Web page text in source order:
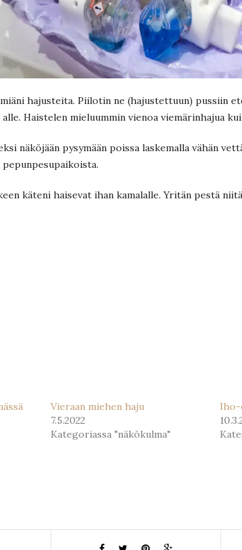
hajusteita. Piilotin ne (hajustettuun) pussiin
Haistelen mieluummin vienoa viemärinhajua
näköjään pysymään poissa laskemalla vähän
käteni haisevat ihan kamalalle. Yritän pestä
Vieraan miehen haju
7.5.2022
Kategoriassa "näkökulma"
Iho-